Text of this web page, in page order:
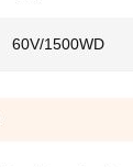
60V/1500WD